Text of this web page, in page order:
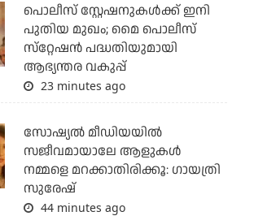
പൊലീസ് സ്റ്റേഷനുകള്‍ക്ക് ഇനി
പുതിയ മുഖം; മൈ പൊലീസ്
സ്‌റ്റേഷന്‍ പദ്ധതിയുമായി
ആഭ്യന്തര വകുപ്പ്
23 minutes ago
സോഷ്യൽ മീഡിയയിൽ
സജീവമായാലേ ആളുകൾ
നമ്മളെ മറക്കാതിരിക്കൂ: ഗായത്രി
സുരേഷ്
44 minutes ago